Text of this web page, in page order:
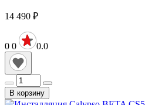
14 490 ₽
0 0 0.0
В корзину